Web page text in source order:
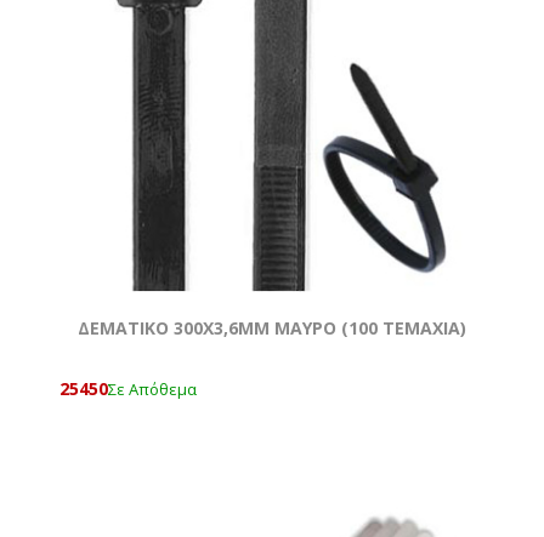
ΔΕΜΑΤΙΚΟ 300Χ3,6MM ΜΑΥΡΟ (100 ΤΕΜΆΧΙΑ)
25450Σε Απόθεμα